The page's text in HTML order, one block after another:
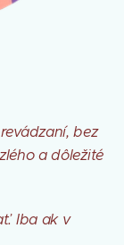
bez
a dôležité
Iba ak v